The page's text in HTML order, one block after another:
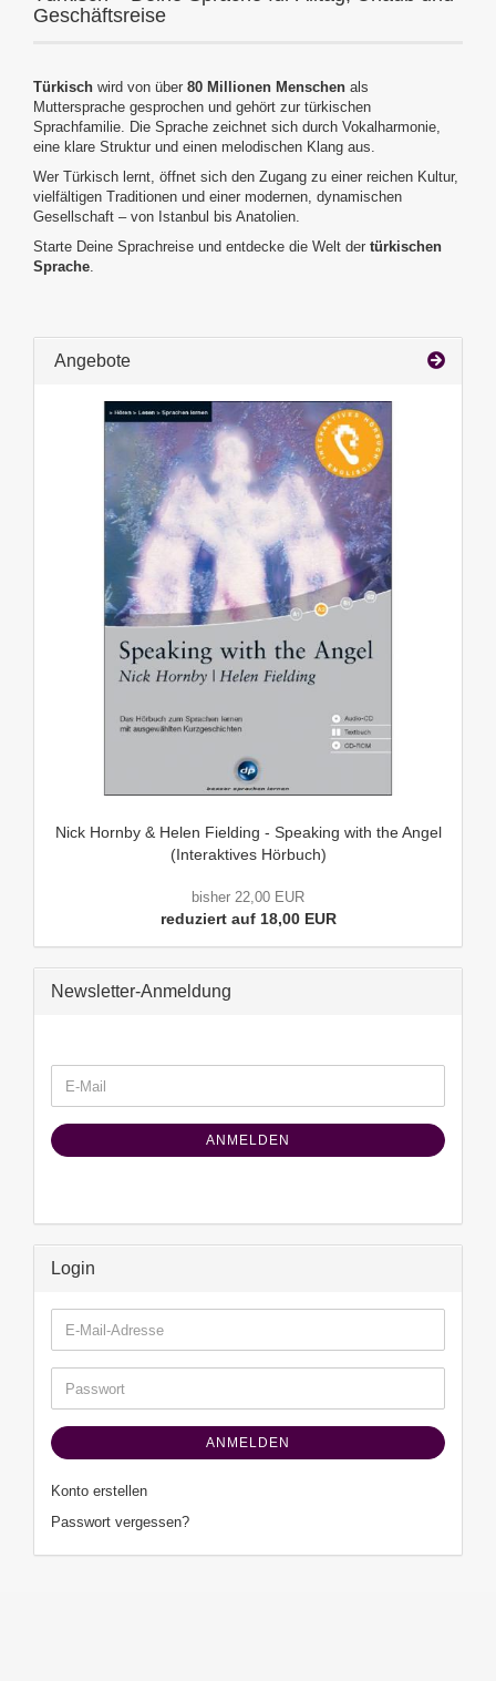
Geschäftsreise
Türkisch wird von über 80 Millionen Menschen als
Muttersprache gesprochen und gehört zur türkischen
Sprachfamilie. Die Sprache zeichnet sich durch Vokalharmonie,
eine klare Struktur und einen melodischen Klang aus.
Wer Türkisch lernt, öffnet sich den Zugang zu einer reichen Kultur,
vielfältigen Traditionen und einer modernen, dynamischen
Gesellschaft – von Istanbul bis Anatolien.
Starte Deine Sprachreise und entdecke die Welt der türkischen
Sprache.
Angebote
Nick Hornby & Helen Fielding - Speaking with the Angel
(Interaktives Hörbuch)
bisher 22,00 EUR
reduziert auf 18,00 EUR
Newsletter-Anmeldung
ZUR
ANMELDUNG
E-
Mail
ANMELDEN
Login
E-
Mail-
Adresse
Passwort
ANMELDEN
Konto erstellen
Passwort vergessen?